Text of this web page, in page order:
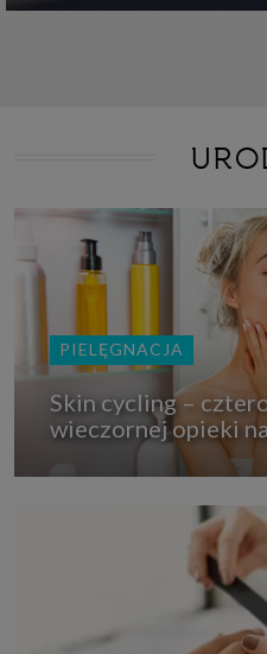
PIELĘGNACJA
Skin cycling –
wieczornej opieki